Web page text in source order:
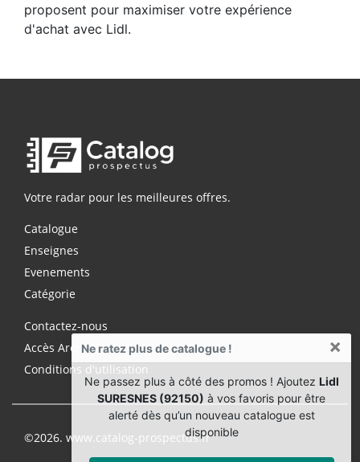
Ne ratez plus de catalogue ! ×
Ne passez plus à côté des promos ! Ajoutez Lidl
SURESNES (92150) à vos favoris pour être
alerté dès qu’un nouveau catalogue est
disponible
proposent pour maximiser votre expérience
d'achat avec Lidl.
Votre radar pour les meilleures offres.
Catalogue
Enseignes
Evenements
Catégorie
Contactez-nous
Accès Archives Premium
Conditions d'utilisation
©2026. www.catalog-prospectus.fr